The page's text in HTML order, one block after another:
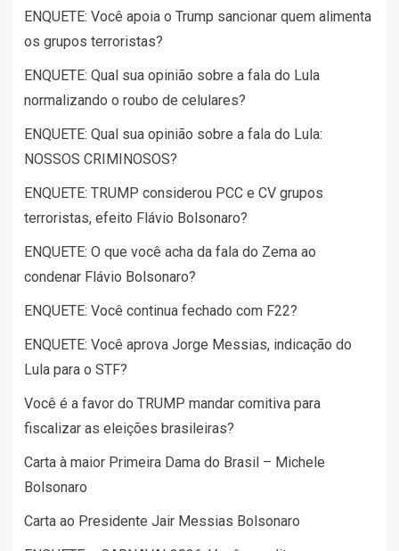
ENQUETE: Você apoia o Trump sancionar quem alimenta
os grupos terroristas?
ENQUETE: Qual sua opinião sobre a fala do Lula
normalizando o roubo de celulares?
ENQUETE: Qual sua opinião sobre a fala do Lula:
NOSSOS CRIMINOSOS?
ENQUETE: TRUMP considerou PCC e CV grupos
terroristas, efeito Flávio Bolsonaro?
ENQUETE: O que você acha da fala do Zema ao
condenar Flávio Bolsonaro?
ENQUETE: Você continua fechado com F22?
ENQUETE: Você aprova Jorge Messias, indicação do
Lula para o STF?
Você é a favor do TRUMP mandar comitiva para
fiscalizar as eleições brasileiras?
Carta à maior Primeira Dama do Brasil – Michele
Bolsonaro
Carta ao Presidente Jair Messias Bolsonaro